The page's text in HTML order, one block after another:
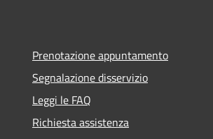
Prenotazione appuntamento
Segnalazione disservizio
Leggi le FAQ
Richiesta assistenza